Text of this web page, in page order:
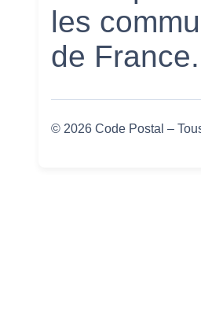
les
de France.
© 2026 Code Postal –